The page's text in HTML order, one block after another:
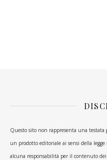
Questo sito non rappresenta una
un prodotto editoriale ai sensi della
alcuna responsabilità per il contenuto